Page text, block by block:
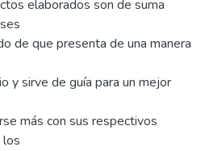
elaborados son de suma
de que presenta de una manera
y sirve de guía para un mejor
más con sus respectivos
los